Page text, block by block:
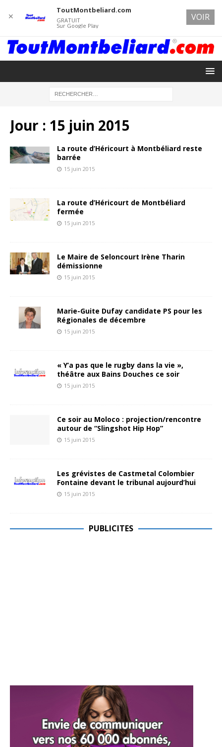
Jour : 15 juin 2015
La route d’Héricourt à Montbéliard reste
barrée
15 juin 2015
La route d’Héricourt de Montbéliard
fermée
15 juin 2015
Le Maire de Seloncourt Irène Tharin
démissionne
15 juin 2015
Marie-Guite Dufay candidate PS pour les
Régionales de décembre
15 juin 2015
« Y’a pas que le rugby dans la vie »,
théâtre aux Bains Douches ce soir
15 juin 2015
Ce soir au Moloco : projection/rencontre
autour de “Slingshot Hip Hop”
15 juin 2015
Les grévistes de Castmetal Colombier
Fontaine devant le tribunal aujourd’hui
15 juin 2015
PUBLICITES
✕
ToutMontbeliard.com
GRATUIT
Sur Google Play
VOIR